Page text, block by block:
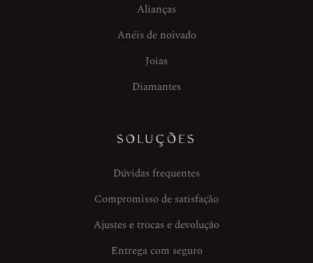
Alianças
Anéis de noivado
Joias
Diamantes
SOLUÇÕES
Dúvidas frequentes
Compromisso de satisfação
Ajustes e trocas e devolução
Entrega com seguro